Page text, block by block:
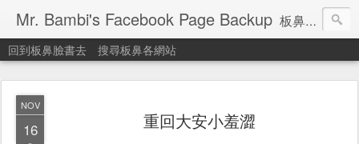
Mr. Bambi's Facebook Page Backup 板鼻臉書備份站
回到板鼻臉書去 搜尋板鼻各網站
NOV
16 重回大安小羞澀